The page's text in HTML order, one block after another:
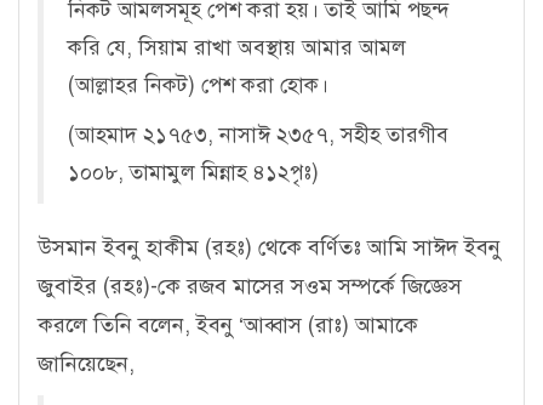
নিকট আমলসমূহ পেশ করা হয়। তাই আমি পছন্দ
করি যে, সিয়াম রাখা অবস্থায় আমার আমল
(আল্লাহর নিকট) পেশ করা হোক।
(আহমাদ ২১৭৫৩, নাসাঈ ২৩৫৭, সহীহ তারগীব
১০০৮, তামামুল মিন্নাহ ৪১২পৃঃ)
উসমান ইবনু হাকীম (রহঃ) থেকে বর্ণিতঃ আমি সাঈদ ইবনু
জুবাইর (রহঃ)-কে রজব মাসের সওম সম্পর্কে জিজ্ঞেস
করলে তিনি বলেন, ইবনু ‘আব্বাস (রাঃ) আমাকে
জানিয়েছেন,